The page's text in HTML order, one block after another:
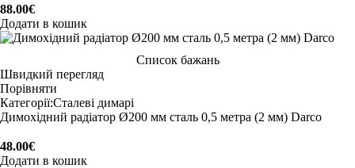
88.00€
Додати в кошик
Список бажань
Швидкий перегляд
Порівняти
Категорії:Сталеві димарі
Димохідний радіатор Ø200 мм сталь 0,5 метра (2 мм) Darco
48.00€
Додати в кошик